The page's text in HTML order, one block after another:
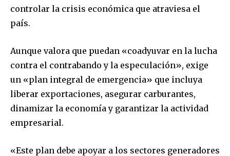
controlar la crisis económica que atraviesa el
país.
Aunque valora que puedan «coadyuvar en la lucha
contra el contrabando y la especulación», exige
un «plan integral de emergencia» que incluya
liberar exportaciones, asegurar carburantes,
dinamizar la economía y garantizar la actividad
empresarial.
«Este plan debe apoyar a los sectores generadores